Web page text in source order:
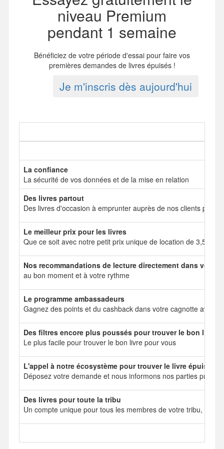
niveau Premium
pendant 1 semaine
Bénéficiez de votre période d'essai pour faire vos
premières demandes de livres épuisés !
Je m'inscris dès aujourd'hui
La confiance
La sécurité de vos données et de la mise en relation
Des livres partout
Des livres d'occasion à emprunter auprès de nos clients
Le meilleur prix pour les livres
Que ce soit avec notre petit prix unique de location de 3,50
Nos recommandations de lecture directement dans votre
au bon moment et à votre rythme
Le programme ambassadeurs
Gagnez des points et du cashback dans votre cagnotte avec
Des filtres encore plus poussés pour trouver le bon livre
Le plus facile pour trouver le bon livre pour vous
L'appel à notre écosystème pour trouver le livre épuisé
Déposez votre demande et nous informons nos parties
Des livres pour toute la tribu
Un compte unique pour tous les membres de votre tribu, mais